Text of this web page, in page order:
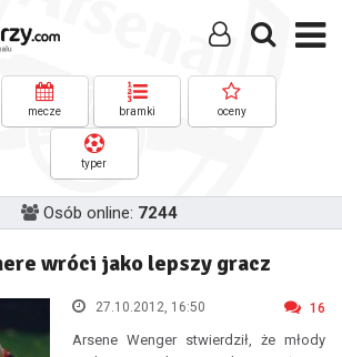
mecze bramki oceny
typer
Osób online: 7244
wróci jako lepszy gracz
27.10.2012, 16:50 16
Arsene Wenger stwierdził, że młody